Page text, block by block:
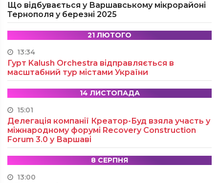
Що відбувається у Варшавському мікрорайоні
Тернополя у березні 2025
21 ЛЮТОГО
13:34
Гурт Kalush Orchestra відправляється в
масштабний тур містами України
14 ЛИСТОПАДА
15:01
Делегація компанії Креатор-Буд взяла участь у
міжнародному форумі Recovery Construction
Forum 3.0 у Варшаві
8 СЕРПНЯ
13:00